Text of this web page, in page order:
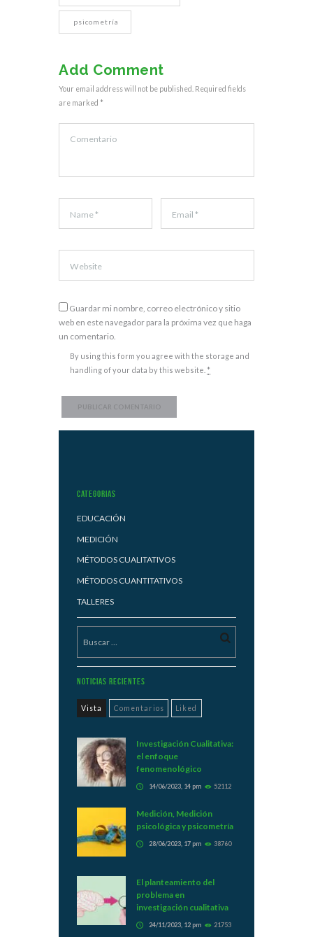
psicometría
Add Comment
Your email address will not be published. Required fields
are marked *
Guardar mi nombre, correo electrónico y sitio
web en este navegador para la próxima vez que haga
un comentario.
By using this form you agree with the storage and
handling of your data by this website. *
Categorias
EDUCACIÓN
MEDICIÓN
MÉTODOS CUALITATIVOS
MÉTODOS CUANTITATIVOS
TALLERES
Noticias Recientes
Vista Comentarios Liked
Investigación Cualitativa:
el enfoque
fenomenológico
14/06/2023, 14 pm 52112
Medición, Medición
psicológica y psicometría
28/06/2023, 17 pm 38760
El planteamiento del
problema en
investigación cualitativa
24/11/2023, 12 pm 21753